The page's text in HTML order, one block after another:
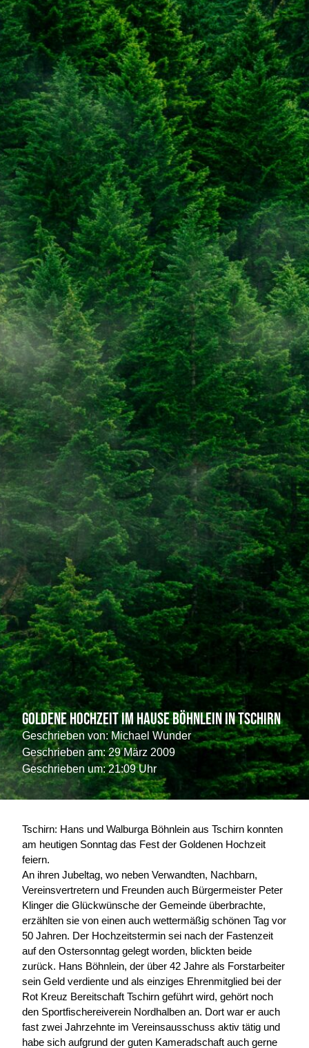
Goldene Hochzeit im Hause Böhnlein in Tschirn
Geschrieben von:Michael Wunder
Geschrieben am: 29 März 2009
Geschrieben um: 21:09 Uhr
Tschirn: Hans und Walburga Böhnlein aus Tschirn konnten
am heutigen Sonntag das Fest der Goldenen Hochzeit
feiern.
An ihren Jubeltag, wo neben Verwandten, Nachbarn,
Vereinsvertretern und Freunden auch Bürgermeister Peter
Klinger die Glückwünsche der Gemeinde überbrachte,
erzählten sie von einen auch wettermäßig schönen Tag vor
50 Jahren. Der Hochzeitstermin sei nach der Fastenzeit
auf den Ostersonntag gelegt worden, blickten beide
zurück. Hans Böhnlein, der über 42 Jahre als Forstarbeiter
sein Geld verdiente und als einziges Ehrenmitglied bei der
Rot Kreuz Bereitschaft Tschirn geführt wird, gehört noch
den Sportfischereiverein Nordhalben an. Dort war er auch
fast zwei Jahrzehnte im Vereinsausschuss aktiv tätig und
habe sich aufgrund der guten Kameradschaft auch gerne